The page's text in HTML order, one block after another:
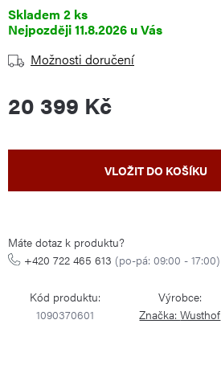
Skladem 2 ks
11.8.2026
Možnosti doručení
20 399 Kč
VLOŽIT DO KOŠÍKU
Máte dotaz k produktu?
+420 722 465 613 (po-pá: 09:00 - 17:00)
Kód produktu:
1090370601
Výrobce:
Značka:Wusthof